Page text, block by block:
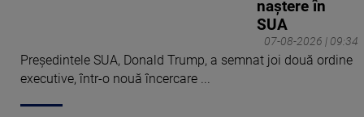
07-08-2026 | 09:34
naștere în
SUA
Președintele SUA, Donald Trump, a semnat joi două ordine
executive, într-o nouă încercare ...